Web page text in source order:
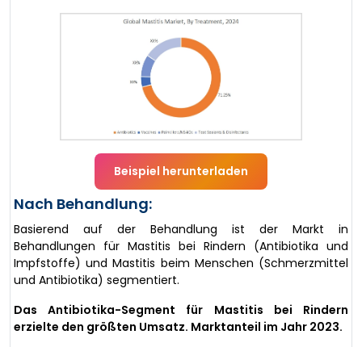
Beispiel herunterladen
Nach Behandlung:
Basierend auf der Behandlung ist der Markt in
Behandlungen für Mastitis bei Rindern (Antibiotika und
Impfstoffe) und Mastitis beim Menschen (Schmerzmittel
und Antibiotika) segmentiert.
Das Antibiotika-Segment für Mastitis bei Rindern
erzielte den größten Umsatz. Marktanteil im Jahr 2023.